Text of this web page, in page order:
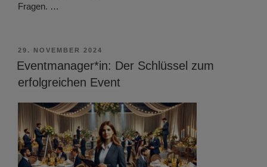
Fragen. …
VERÖFFENTLICHT
AM
29. NOVEMBER 2024
Eventmanager*in: Der Schlüssel zum
erfolgreichen Event